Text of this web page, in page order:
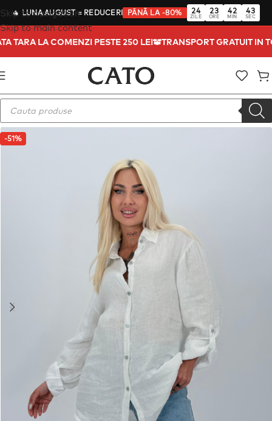
🔥 LUNA AUGUST= REDUCERI PÂNĂ LA -80% 24
ZILE
23
ORE
42
MIN
43
SEC
Skip to navigation
Skip to main content
TARA LA COMENZI PESTE 250 LEI TRANSPORT GRATUIT
-51%